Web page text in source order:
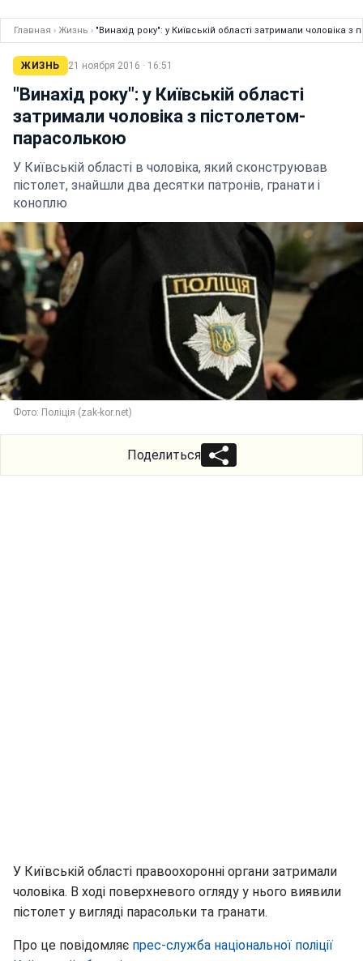
Главная › Жизнь › "Винахід року": у Київській області затримали чоловіка з
ЖИЗНЬ 21 ноября 2016 · 16:51
"Винахід року": у Київській області
затримали чоловіка з пістолетом-
парасолькою
У Київській області в чоловіка, який сконструював
пістолет, знайшли два десятки патронів, гранати і
коноплю
Фото: Поліція (zak-kor.net)
Поделиться
У Київській області правоохоронні органи затримали
чоловіка. В ході поверхневого огляду у нього виявили
пістолет у вигляді парасольки та гранати.
Про це повідомляє прес-служба національної поліції